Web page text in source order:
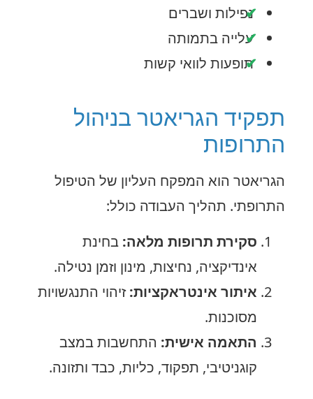
נפילות ושברים
עלייה בתמותה
תופעות לוואי קשות
תפקיד הגריאטר בניהול
התרופות
הגריאטר הוא המפקח העליון של הטיפול
התרופתי. תהליך העבודה כולל:
סקירת תרופות מלאה: בחינת
אינדיקציה, נחיצות, מינון וזמן נטילה.
איתור אינטראקציות:זיהוי התנגשויות
מסוכנות.
התאמה אישית: התחשבות במצב
קוגניטיבי, תפקוד, כליות, כבד ותזונה.